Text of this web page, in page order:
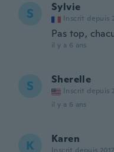
S Sylvie
Inscrit depuis
Pas top,
il y a 6 ans
S Sherelle
Inscrit depuis
il y a 6 ans
K Karen